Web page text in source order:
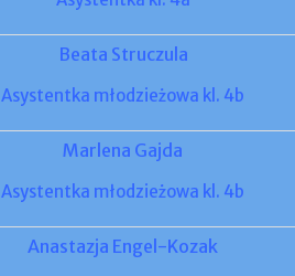
Beata Struczula
Asystentka młodzieżowa kl. 4b
Marlena Gajda
Asystentka młodzieżowa kl. 4b
Anastazja Engel-Kozak